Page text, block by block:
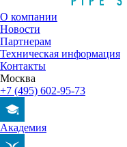
О компании
Новости
Партнерам
Техническая информация
Контакты
Москва
+7 (495) 602-95-73
Академия